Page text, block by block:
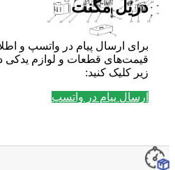
دریل مگنت
برای ارسال پیام در واتسپ و
قیمت‌های قطعات و لوازم
زیر کلیک کنید:
ارسال پیام در واتسپ